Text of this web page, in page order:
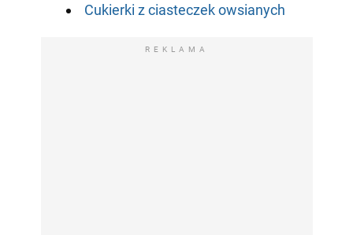
Cukierki z ciasteczek owsianych
REKLAMA